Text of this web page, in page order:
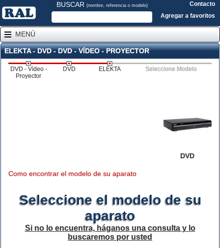
BUSCAR (nombre, referencia o modelo)
Contacto
Agregar a favoritos
MENÚ
ELEKTA - DVD - DVD - VÍDEO - PROYECTOR
DVD - Vídeo -
Proyector
DVD ELEKTA Seleccione Modelo
DVD
Como encontrar el modelo de su aparato
Seleccione el modelo de su
aparato
Si no lo encuentra, háganos una consulta y lo
buscaremos por usted